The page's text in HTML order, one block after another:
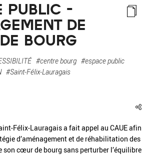
Fermer la recherche avancée
PUBLIC -
DE
BOURG
#centre bourg #espace public
#Saint-Félix-Lauragais
Félix-Lauragais a fait appel au CAUE afin
d’aménagement et de réhabilitation des
son cœur de bourg sans perturber l’équilibre